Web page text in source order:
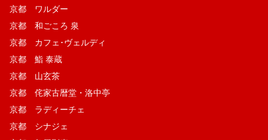
京都 ワルダー
京都 和ごころ 泉
京都 カフェ･ヴェルディ
京都 鮨 泰蔵
京都 山玄茶
京都 侘家古暦堂・洛中亭
京都 ラディーチェ
京都 シナジェ